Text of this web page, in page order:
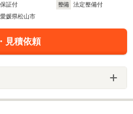
保証付 整備
法定整備付
愛媛県松山市
見積依頼